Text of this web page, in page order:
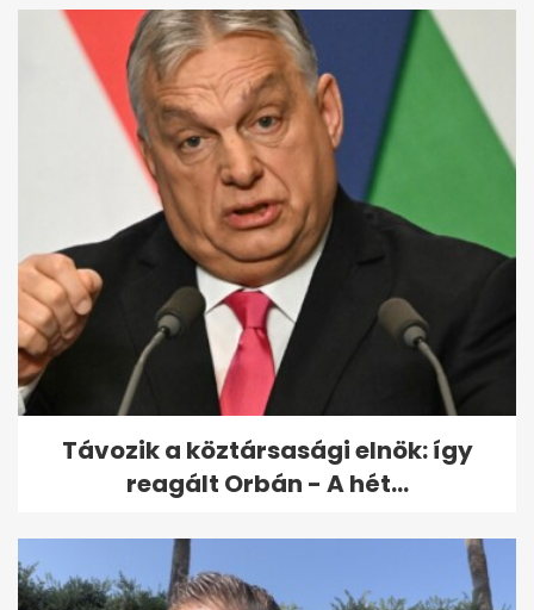
Távozik a köztársasági elnök: így
reagált Orbán - A hét...